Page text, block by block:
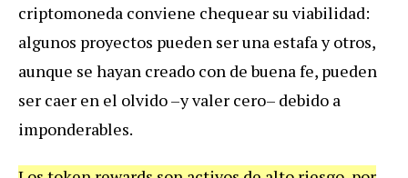
criptomoneda conviene chequear su viabilidad:
algunos proyectos pueden ser una estafa y otros,
aunque se hayan creado con de buena fe, pueden
ser caer en el olvido –y valer cero– debido a
imponderables.